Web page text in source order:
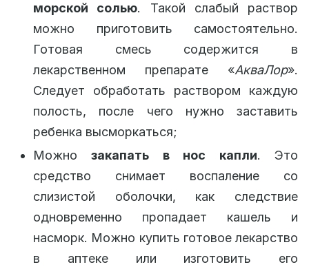
морской солью. Такой слабый раствор
можно приготовить самостоятельно.
Готовая смесь содержится в
лекарственном препарате «АкваЛор».
Следует обработать раствором каждую
полость, после чего нужно заставить
ребенка высморкаться;
Можнозакапать в нос капли. Это
средство снимает воспаление со
слизистой оболочки, как следствие
одновременно пропадает кашель и
насморк. Можно купить готовое лекарство
в аптеке или изготовить его